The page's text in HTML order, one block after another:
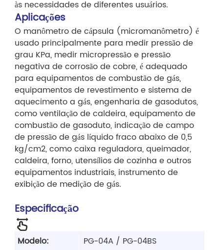
às necessidades de diferentes usuários.
Aplicações
O manômetro de cápsula (micromanômetro) é
usado principalmente para medir pressão de
grau KPa, medir micropressão e pressão
negativa de corrosão de cobre, é adequado
para equipamentos de combustão de gás,
equipamentos de revestimento e sistema de
aquecimento a gás, engenharia de gasodutos,
como ventilação de caldeira, equipamento de
combustão de gasoduto, indicação de campo
de pressão de gás líquido fraco abaixo de 0,5
kg/cm2, como caixa reguladora, queimador,
caldeira, forno, utensílios de cozinha e outros
equipamentos industriais, instrumento de
exibição de medição de gás.
Especificação
Modelo: PG-04A / PG-04BS